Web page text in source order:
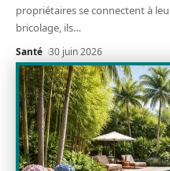
propriétaires se connectent à
bricolage, ils…
Santé 30 juin 2026